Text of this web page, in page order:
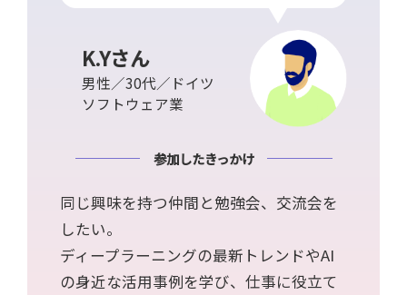
K.Yさん
男性／30代／ドイツ
ソフトウェア業
参加したきっかけ
同じ興味を持つ仲間と勉強会、交流会を
したい。
ディープラーニングの最新トレンドやAI
の身近な活用事例を学び、仕事に役立て